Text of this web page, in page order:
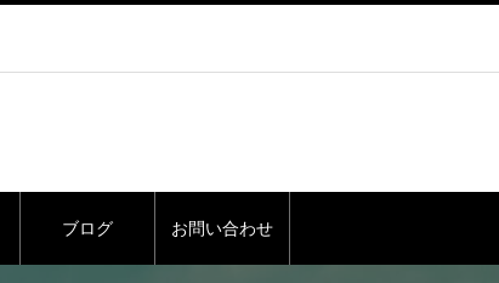
ブログ お問い合わせ